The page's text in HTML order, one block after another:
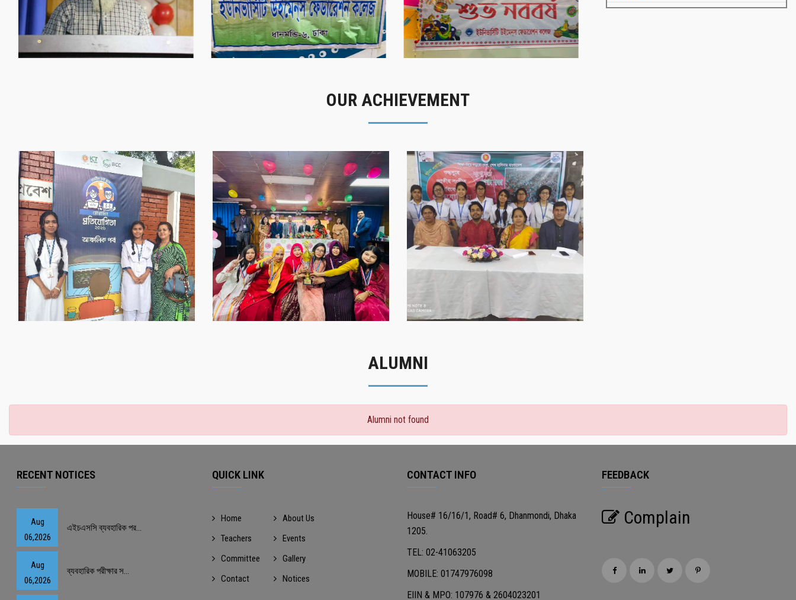
OUR ACHIEVEMENT
‌গৌর‌বের অর্জন
‌গৌর‌বের অর্জন
গৌরবের মুহূর্ত
গৌরবের মুহূর্ত
সাফল্যের স্মৃতি
সাফল্যের স্মৃতি
ALUMNI
Alumni not found
RECENT NOTICES
Aug
06,2026
এইচএসসি ব্যবহারিক পর...
Aug
06,2026
ব্যবহারিক পরীক্ষার স...
QUICK LINK
Home
About Us
Teachers
Events
Committee
Gallery
Contact
Notices
CONTACT INFO
House# 16/16/1, Road# 6, Dhanmondi, Dhaka
1205.
TEL: 02-41063205
MOBILE: 01747976098
EIIN & MPO: 107976 & 2604023201
FEEDBACK
Complain